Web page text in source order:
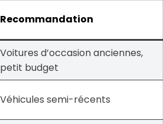
Recommandation
Voitures d’occasion anciennes,
petit budget
Véhicules semi-récents